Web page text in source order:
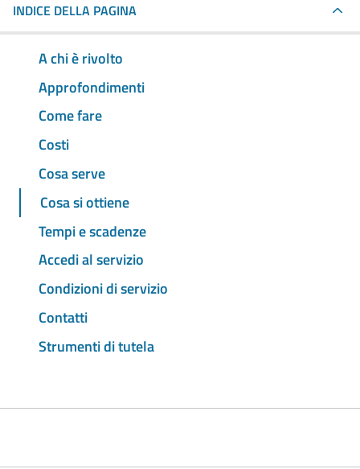
INDICE DELLA PAGINA
A chi è rivolto
Approfondimenti
Come fare
Costi
Cosa serve
Cosa si ottiene
Tempi e scadenze
Accedi al servizio
Condizioni di servizio
Contatti
Strumenti di tutela